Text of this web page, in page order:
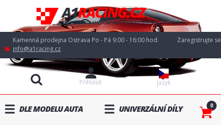
Kamenná prodejna Ostrava Po - Pá 9:00 - 16:00 hod.
info@a1racing.cz
Jazyk
Přihlásit
Zaregistrujte se
DLE MODELU AUTA UNIVERZÁLNÍ DÍLY 0